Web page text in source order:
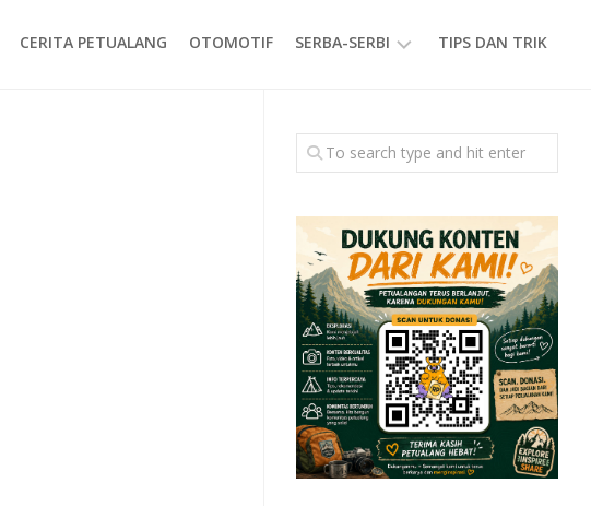
CERITA PETUALANG OTOMOTIF SERBA-SERBI
GAYA
HIDUP
TIPS DAN TRIK